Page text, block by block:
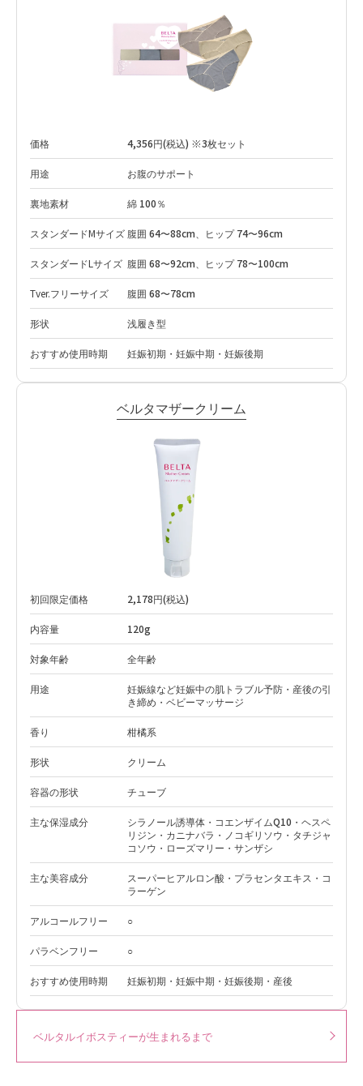
価格 4,356円(税込) ※3枚セット
用途 お腹のサポート
裏地素材 綿 100％
スタンダードMサイズ 腹囲 64〜88cm、ヒップ 74〜96cm
スタンダードLサイズ 腹囲 68〜92cm、ヒップ 78〜100cm
Tver.フリーサイズ 腹囲 68〜78cm
形状 浅履き型
おすすめ使用時期 妊娠初期・妊娠中期・妊娠後期
ベルタマザークリーム
初回限定価格 2,178円(税込)
内容量 120g
対象年齢 全年齢
用途
妊娠線など妊娠中の肌トラブル予防・産後の引
き締め・ベビーマッサージ
香り 柑橘系
形状 クリーム
容器の形状 チューブ
主な保湿成分
シラノール誘導体・コエンザイムQ10・ヘスペ
リジン・カニナバラ・ノコギリソウ・タチジャ
コソウ・ローズマリー・サンザシ
主な美容成分
スーパーヒアルロン酸・プラセンタエキス・コ
ラーゲン
アルコールフリー ○
パラベンフリー ○
おすすめ使用時期 妊娠初期・妊娠中期・妊娠後期・産後
ベルタルイボスティーが生まれるまで